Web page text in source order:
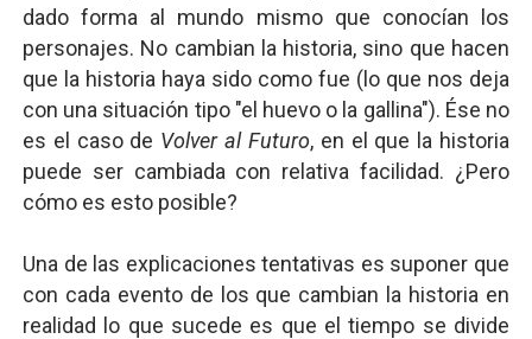
dado forma al mundo mismo que conocían los
personajes. No cambian la historia, sino que hacen
que la historia haya sido como fue (lo que nos deja
con una situación tipo "el huevo o la gallina"). Ése no
es el caso de Volver al Futuro, en el que la historia
puede ser cambiada con relativa facilidad. ¿Pero
cómo es esto posible?
Una de las explicaciones tentativas es suponer que
con cada evento de los que cambian la historia en
realidad lo que sucede es que el tiempo se divide